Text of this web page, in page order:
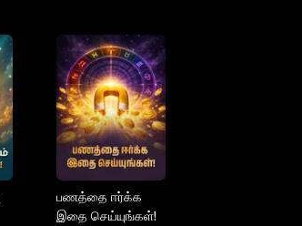
பணத்தை ஈர்க்க
இதை செய்யுங்கள்!